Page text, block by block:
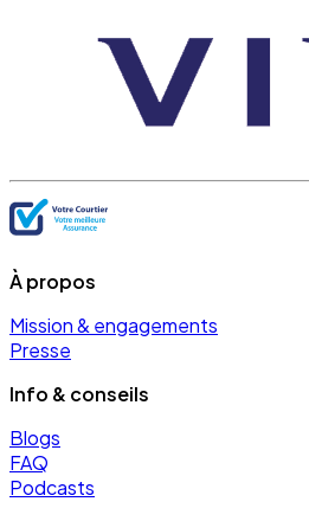
À propos
Mission & engagements
Presse
Info & conseils
Blogs
FAQ
Podcasts